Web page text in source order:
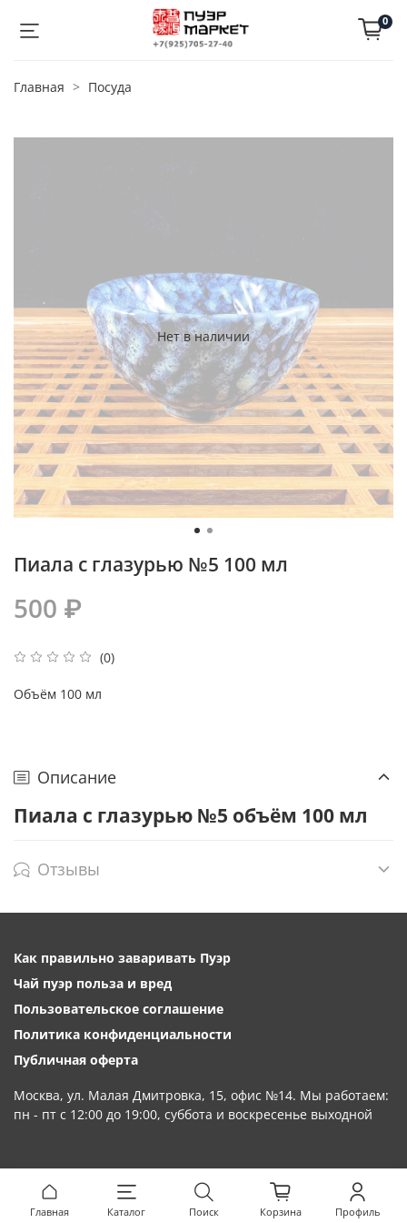
0
Главная Посуда
Нет в наличии
Пиала с глазурью №5 100 мл
(0)
500 ₽
Объём 100 мл
Описание
Пиала с глазурью №5 объём 100 мл
Отзывы
Как правильно заваривать Пуэр
Чай пуэр польза и вред
Пользовательское соглашение
Политика конфиденциальности
Публичная оферта
Москва, ул. Малая Дмитровка, 15, офис №14. Мы работаем:
пн - пт с 12:00 до 19:00, суббота и воскресенье выходной
Главная Каталог Поиск Корзина Профиль